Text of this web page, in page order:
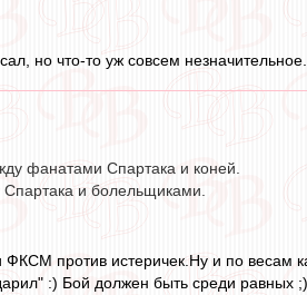
но что-то уж совсем незначительное...
фанатами Спартака и коней.
Спартака и болельщиками.
против истеричек.Ну и по весам
:) Бой должен быть среди